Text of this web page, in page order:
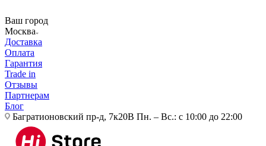
Ваш город
Москва
Доставка
Оплата
Гарантия
Trade in
Отзывы
Партнерам
Блог
Багратионовский пр-д, 7к20В Пн. – Вс.: с 10:00 до 22:00